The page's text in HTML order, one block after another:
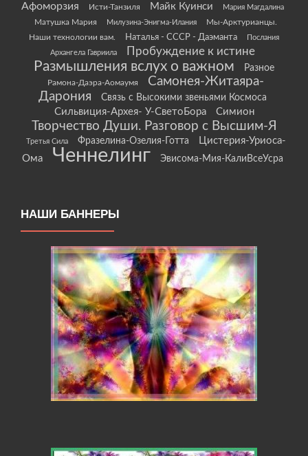
Афоморзия
Исти-Танзиля Майк Куинси Мария Магдалина
Матушка Мария Милузина-Энигма-Илания
Мы-Арктурианцы.
Наши технологии вам.
Наталья - СССР - Даэманта
Послания
Архангела Гавриила
Пробуждение к истине
Размышления вслух о важном Разное
Рамона-Даэра-Аомаумя
Самонея-Житаяра-
Дарония
Связь с Высокими звеньями Космоса
Сильвиция-Архея- У-СветоБора Симион
Творчество Души. Разговор с Высшим-Я
Третья Сила Фразелина-Озелия-Готта
Цистерия-Уриоса-
Ома
Ченнелинг Эвисома-Мия-КалиВсеУсра
НАШИ БАННЕРЫ